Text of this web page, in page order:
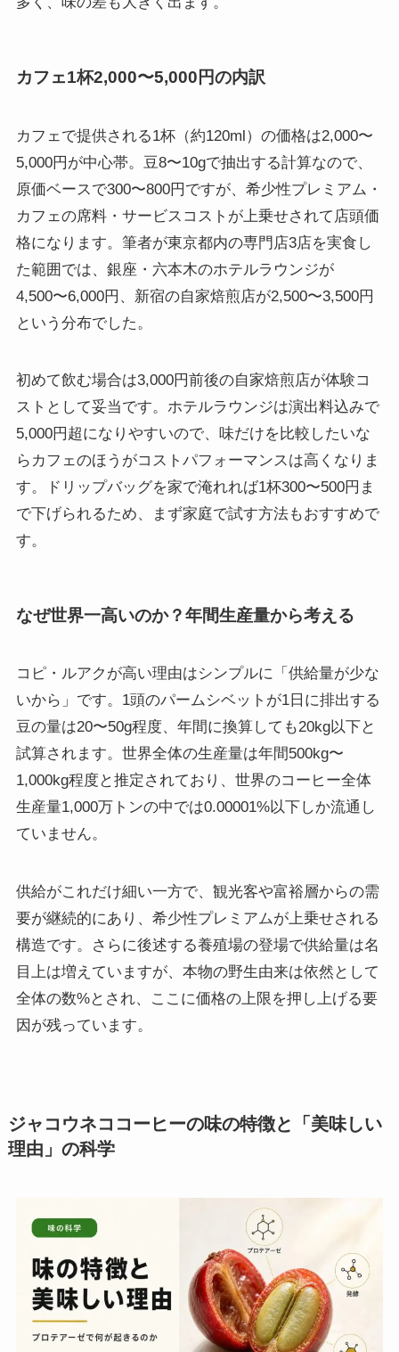
カフェ1杯2,000〜5,000円の内訳
カフェで提供される1杯（約120ml）の価格は2,000〜
5,000円が中心帯。豆8〜10gで抽出する計算なので、
原価ベースで300〜800円ですが、希少性プレミアム・
カフェの席料・サービスコストが上乗せされて店頭価
格になります。筆者が東京都内の専門店3店を実食し
た範囲では、銀座・六本木のホテルラウンジが
4,500〜6,000円、新宿の自家焙煎店が2,500〜3,500円
という分布でした。
初めて飲む場合は3,000円前後の自家焙煎店が体験コ
ストとして妥当です。ホテルラウンジは演出料込みで
5,000円超になりやすいので、味だけを比較したいな
らカフェのほうがコストパフォーマンスは高くなりま
す。ドリップバッグを家で淹れれば1杯300〜500円ま
で下げられるため、まず家庭で試す方法もおすすめで
す。
なぜ世界一高いのか？年間生産量から考える
コピ・ルアクが高い理由はシンプルに「供給量が少な
いから」です。1頭のパームシベットが1日に排出する
豆の量は20〜50g程度、年間に換算しても20kg以下と
試算されます。世界全体の生産量は年間500kg〜
1,000kg程度と推定されており、世界のコーヒー全体
生産量1,000万トンの中では0.00001%以下しか流通し
ていません。
供給がこれだけ細い一方で、観光客や富裕層からの需
要が継続的にあり、希少性プレミアムが上乗せされる
構造です。さらに後述する養殖場の登場で供給量は名
目上は増えていますが、本物の野生由来は依然として
全体の数%とされ、ここに価格の上限を押し上げる要
因が残っています。
ジャコウネココーヒーの味の特徴と「美味しい
理由」の科学